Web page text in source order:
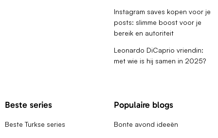
Instagram saves kopen voor je
posts: slimme boost voor je
bereik en autoriteit
Leonardo DiCaprio vriendin:
met wie is hij samen in 2025?
Beste series
Beste Turkse series
Populaire blogs
Bonte avond ideeën